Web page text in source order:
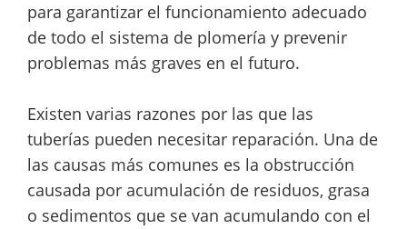
para garantizar el funcionamiento adecuado
de todo el sistema de plomería y prevenir
problemas más graves en el futuro.
Existen varias razones por las que las
tuberías pueden necesitar reparación. Una de
las causas más comunes es la obstrucción
causada por acumulación de residuos, grasa
o sedimentos que se van acumulando con el